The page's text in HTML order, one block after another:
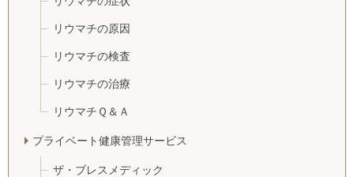
リウマチの原因
リウマチの検査
リウマチの治療
リウマチＱ＆Ａ
プライベート健康管理サービス
ザ・ブレスメディック